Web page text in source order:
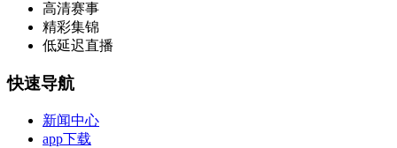
高清赛事
精彩集锦
低延迟直播
快速导航
新闻中心
app下载